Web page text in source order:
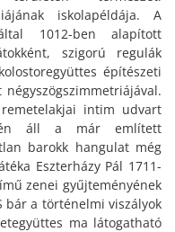
iskolapéldája. A
1012-ben alapított
szigorú regulák
építészeti
intim udvart
áll a már említett
barokk hangulat még
Eszterházy Pál 1711-
zenei gyűjteményének
bár a történelmi viszályok
ma látogatható